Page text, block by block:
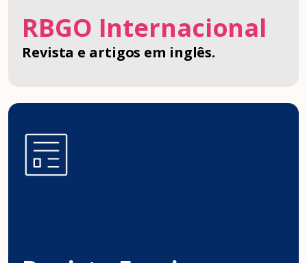
RBGO Internacional
Revista e artigos em inglês.